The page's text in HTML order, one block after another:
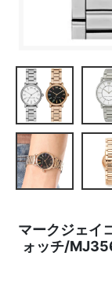
マークジェイ
ォッチ/